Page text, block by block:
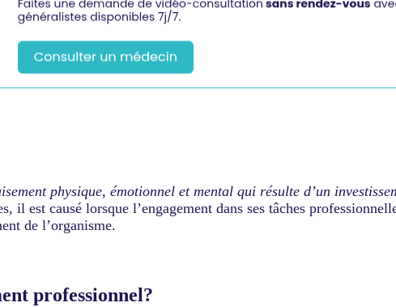
physique, émotionnel et mental qui résulte d’un
il est causé lorsque l’engagement dans ses tâches
de l’organisme.
professionnel?